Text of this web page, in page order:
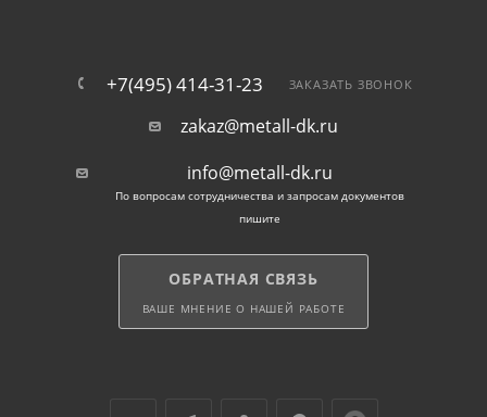
+7(495) 414-31-23 ЗАКАЗАТЬ ЗВОНОК
zakaz@metall-dk.ru
info@metall-dk.ru
По вопросам сотрудничества и запросам документов
пишите
ОБРАТНАЯ СВЯЗЬ
ВАШЕ МНЕНИЕ О НАШЕЙ РАБОТЕ